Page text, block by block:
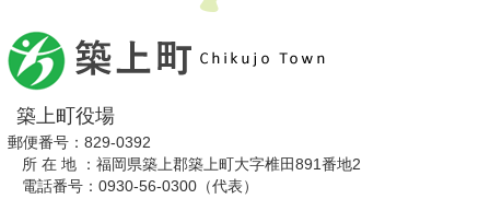
築上町役場
郵便番号：829-0392
所 在 地 ：福岡県築上郡築上町大字椎田891番地2
電話番号：0930-56-0300（代表）